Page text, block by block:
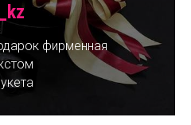
фирменная